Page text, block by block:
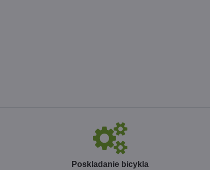
Poskladanie bicykla